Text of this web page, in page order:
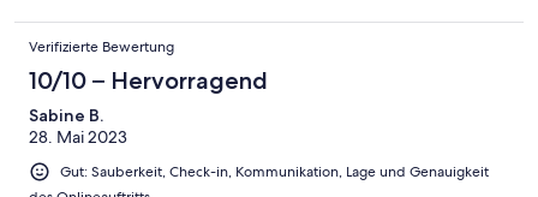
jederzeit wieder, wenn Korsika das Urlaubsziel sein sollte.
Verifizierte Bewertung
10/10 – Hervorragend
Sabine B.
28. Mai 2023
Gut: Sauberkeit, Check-in, Kommunikation, Lage und Genauigkeit